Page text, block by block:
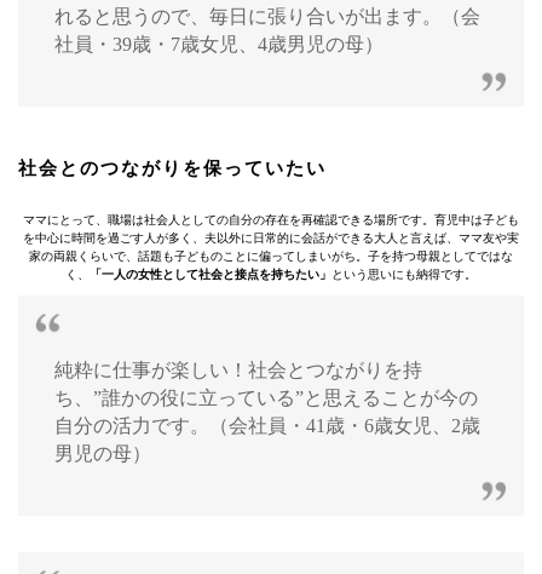
れると思うので、毎日に張り合いが出ます。（会
社員・39歳・7歳女児、4歳男児の母）
社会とのつながりを保っていたい
ママにとって、職場は社会人としての自分の存在を再確認できる場所です。育児中は子ども
を中心に時間を過ごす人が多く、夫以外に日常的に会話ができる大人と言えば、ママ友や実
家の両親くらいで、話題も子どものことに偏ってしまいがち。子を持つ母親としてではな
く、
「一人の女性として社会と接点を持ちたい」 という思いにも納得です。
純粋に仕事が楽しい！社会とつながりを持
ち、”誰かの役に立っている”と思えることが今の
自分の活力です。（会社員・41歳・6歳女児、2歳
男児の母）